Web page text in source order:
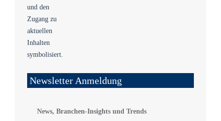
Newsletter Anmeldung
News, Branchen-Insights und Trends